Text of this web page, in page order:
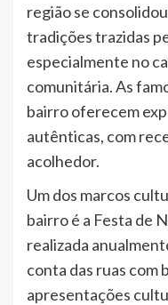
região se
tradições trazidas
especialmente no
comunitária. As
bairro oferecem
autênticas, com
acolhedor.
Um dos marcos
bairro é a Festa de
realizada
conta das ruas com
apresentações